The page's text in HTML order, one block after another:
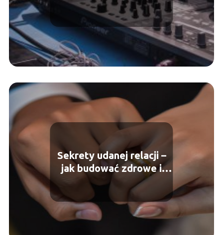
elektronicznej – ile
zarabia DJ?
Sekrety udanej relacji –
jak budować zdrowe i
trwałe związki